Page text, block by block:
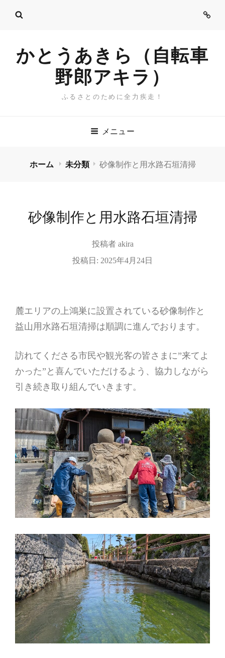
ご
かとうあきら（自転車
野郎アキラ）
ふるさとのために全力疾走！
メニュー
ホーム 未分類 砂像制作と用水路石垣清掃
砂像制作と用水路石垣清掃
投稿者 akira
投稿日: 2025年4月24日
麓エリアの上鴻巣に設置されている砂像制作と
益山用水路石垣清掃は順調に進んでおります。
訪れてくださる市民や観光客の皆さまに”来てよ
かった”と喜んでいただけるよう、協力しながら
引き続き取り組んでいきます。